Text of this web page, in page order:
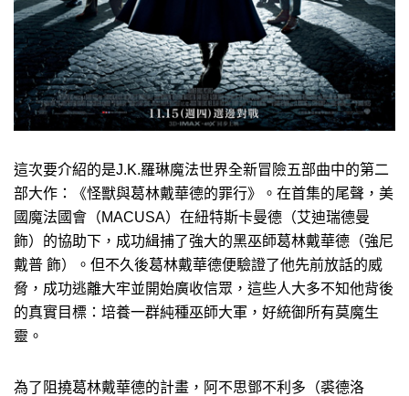
這次要介紹的是J.K.羅琳魔法世界全新冒險五部曲中的第二
部大作：《怪獸與葛林戴華德的罪行》。在首集的尾聲，美
國魔法國會（MACUSA）在紐特斯卡曼德（艾迪瑞德曼
飾）的協助下，成功緝捕了強大的黑巫師葛林戴華德（強尼
戴普 飾）。但不久後葛林戴華德便驗證了他先前放話的威
脅，成功逃離大牢並開始廣收信眾，這些人大多不知他背後
的真實目標：培養一群純種巫師大軍，好統御所有莫魔生
靈。
為了阻撓葛林戴華德的計畫，阿不思鄧不利多（裘德洛